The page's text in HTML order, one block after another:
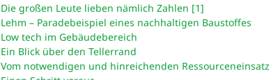
Die großen Leute lieben nämlich Zahlen [1]
Lehm – Paradebeispiel eines nachhaltigen Baustoffes
Low tech im Gebäudebereich
Ein Blick über den Tellerrand
Vom notwendigen und hinreichenden Ressourceneinsatz